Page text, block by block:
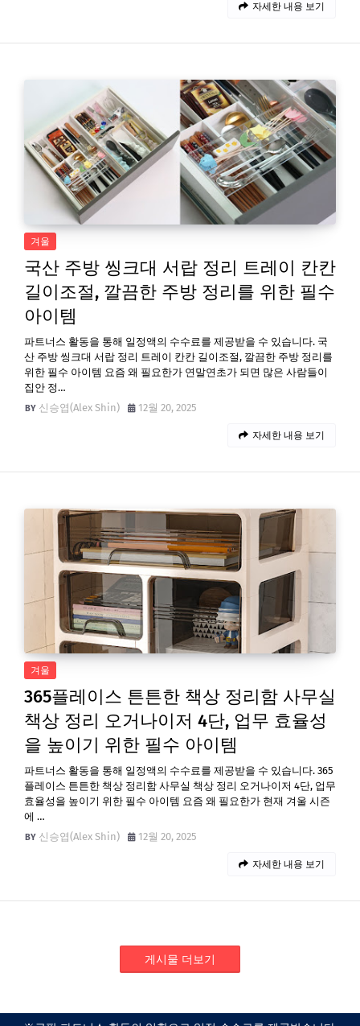
자세한 내용 보기
겨울
국산 주방 씽크대 서랍 정리 트레이 칸칸
길이조절, 깔끔한 주방 정리를 위한 필수
아이템
파트너스 활동을 통해 일정액의 수수료를 제공받을 수 있습니다. 국
산 주방 씽크대 서랍 정리 트레이 칸칸 길이조절, 깔끔한 주방 정리를
위한 필수 아이템 요즘 왜 필요한가 연말연초가 되면 많은 사람들이
집안 정…
신승엽(Alex Shin)
12월 20, 2025
자세한 내용 보기
겨울
365플레이스 튼튼한 책상 정리함 사무실
책상 정리 오거나이저 4단, 업무 효율성
을 높이기 위한 필수 아이템
파트너스 활동을 통해 일정액의 수수료를 제공받을 수 있습니다. 365
플레이스 튼튼한 책상 정리함 사무실 책상 정리 오거나이저 4단, 업무
효율성을 높이기 위한 필수 아이템 요즘 왜 필요한가 현재 겨울 시즌
에 …
신승엽(Alex Shin)
12월 20, 2025
자세한 내용 보기
게시물 더보기